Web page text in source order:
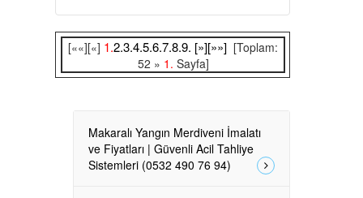
[««][«] 1.2.3.4.5.6.7.8.9. [»][»»] [Toplam:
52 » 1. Sayfa]
Makaralı Yangın Merdiveni İmalatı
ve Fiyatları | Güvenli Acil Tahliye
Sistemleri (0532 490 76 94)